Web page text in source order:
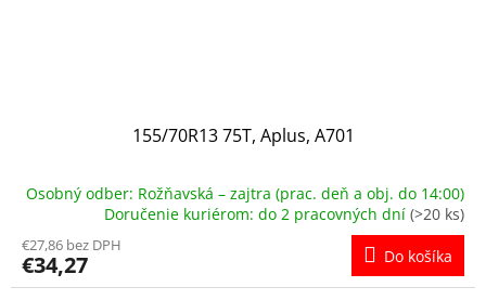
155/70R13 75T, Aplus, A701
Osobný odber: Rožňavská – zajtra (prac. deň a obj. do 14:00)
Doručenie kuriérom: do 2 pracovných dní (>20 ks)
€27,86 bez DPH
€34,27 Do košíka